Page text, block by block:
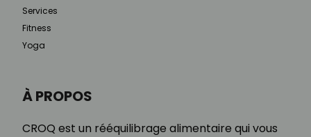
À PROPOS
CROQ est un rééquilibrage alimentaire qui vous
Services
Fitness
Yoga